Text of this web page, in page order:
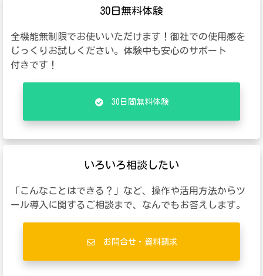
30日無料体験
全機能無制限でお使いいただけます！御社での使用感を
じっくりお試しください。体験中も安心のサポート
付きです！
30日間無料体験
いろいろ相談したい
「こんなことはできる？」など、操作や活用方法からツ
ール導入に関するご相談まで、なんでもお答えします。
お問合せ・資料請求